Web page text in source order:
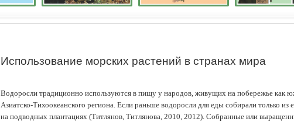
Использование морских растений в странах мира
Водоросли традиционно используются в пищу у народов, живущих на побережье как
Азиатско-Тихоокеанского региона. Если раньше водоросли для еды собирали только
на подводных плантациях (Tитлянов, Титлянова, 2010, 2012). Собранные или